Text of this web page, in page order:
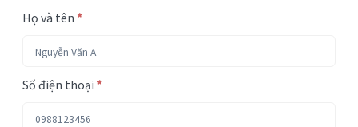
Họ và tên *
Số điện thoại *